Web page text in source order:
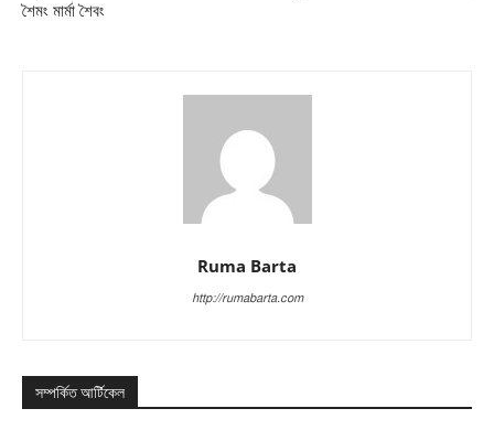
শৈমং মার্মা শৈবং
Ruma Barta
http://rumabarta.com
সম্পর্কিত আর্টিকেল